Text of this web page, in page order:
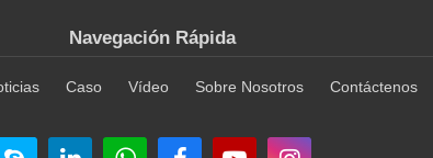
Navegación Rápida
Caso Vídeo Sobre Nosotros Contáctenos